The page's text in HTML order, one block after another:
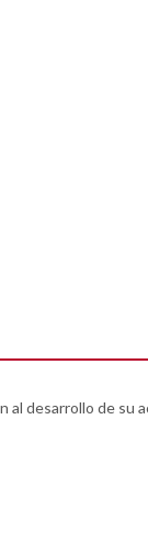
al desarrollo de